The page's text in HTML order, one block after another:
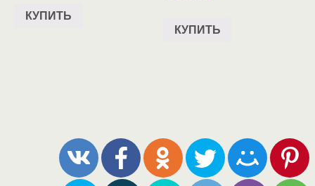
КУПИТЬ
КУПИТЬ